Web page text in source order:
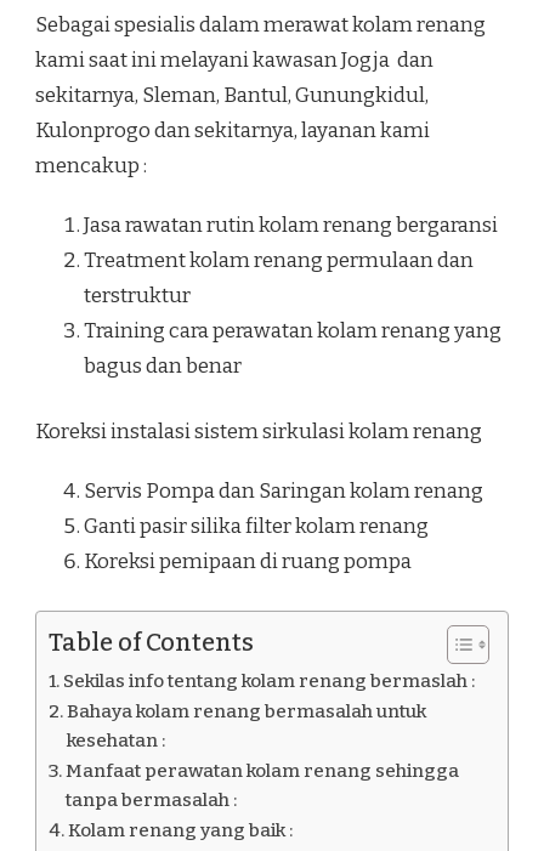
Sebagai spesialis dalam merawat kolam renang
kami saat ini melayani kawasan Jogja dan
sekitarnya, Sleman, Bantul, Gunungkidul,
Kulonprogo dan sekitarnya, layanan kami
mencakup :
Jasa rawatan rutin kolam renang bergaransi
Treatment kolam renang permulaan dan
terstruktur
Training cara perawatan kolam renang yang
bagus dan benar
Koreksi instalasi sistem sirkulasi kolam renang
Servis Pompa dan Saringan kolam renang
Ganti pasir silika filter kolam renang
Koreksi pemipaan di ruang pompa
Table of Contents
Sekilas info tentang kolam renang bermaslah :
Bahaya kolam renang bermasalah untuk
kesehatan :
Manfaat perawatan kolam renang sehingga
tanpa bermasalah :
Kolam renang yang baik :